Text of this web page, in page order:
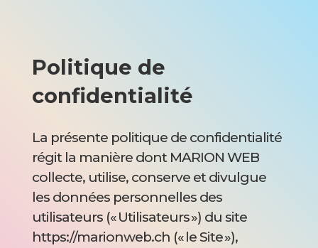
Politique de
confidentialité
La présente politique de confidentialité
régit la manière dont MARION WEB
collecte, utilise, conserve et divulgue
les données personnelles des
utilisateurs (« Utilisateurs ») du site
https://marionweb.ch (« le Site »),